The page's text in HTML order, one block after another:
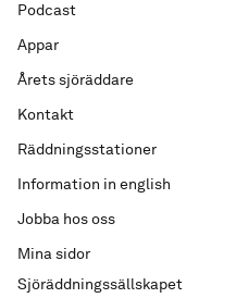
Sjöräddningssällskapet
Podcast
Appar
Årets sjöräddare
Kontakt
Räddningsstationer
Information in english
Jobba hos oss
Mina sidor